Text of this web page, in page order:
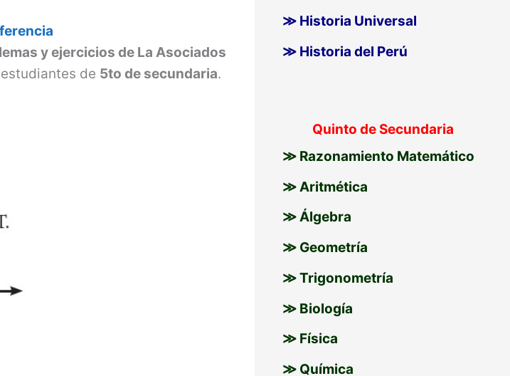
y ejercicios de La Asociados
de 5to de secundaria.
≫ Historia Universal
≫ Historia del Perú
Quinto de Secundaria
≫ Razonamiento Matemático
≫ Aritmética
≫ Álgebra
≫ Geometría
≫ Trigonometría
≫ Biología
≫ Física
≫ Química